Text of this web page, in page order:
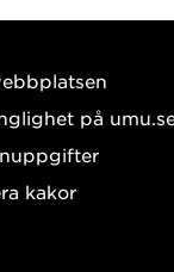
på
kakor